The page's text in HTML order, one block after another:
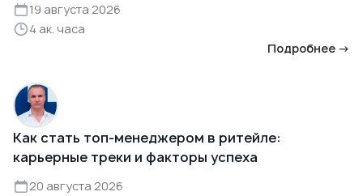
19 августа 2026
4 ак. часа
Подробнее →
Как стать топ-менеджером в ритейле:
карьерные треки и факторы успеха
20 августа 2026